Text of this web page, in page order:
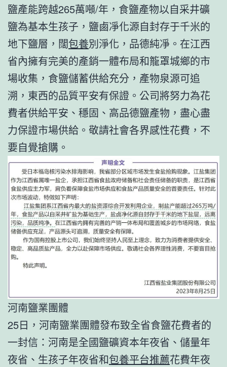
鹽產能跨越265萬噸/年，食鹽產物以自采井礦
鹽為基本生孩子，鹽鹵凈化源自封存于千米的
地下鹽層，闊包養別淨化，品德純凈。在江西
省內擁有完美的產銷一體布局和籠罩城鄉的市
場收集，食鹽儲蓄供給充分，產物泉源可追
溯，東西的品質平安有保證。公司將努力為花
費者供給平安、穩固、高品德鹽產物，盡心盡
力保證市場供給。敬請社會各界感性花費，不
要自覺搶購。
河南鹽業團體
25日，河南鹽業團體發布致全省食鹽花費者的
一封信：河南是全國鹽礦資本年夜省、儲量年
夜省、生孩子年夜省和包養平台推薦花費年夜